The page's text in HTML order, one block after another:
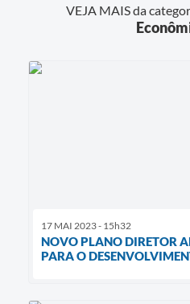
VEJA MAIS da
17 MAI 2023 - 15h32
NOVO PLANO DIRETOR
PARA O